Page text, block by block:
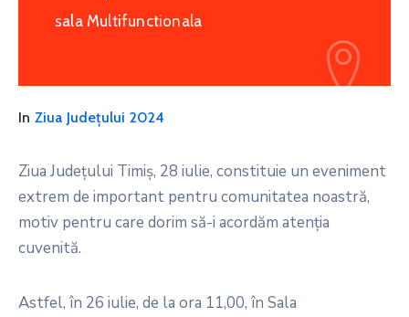
sala Multifunctionala
In Ziua Județului 2024
Ziua Județului Timiș, 28 iulie, constituie un eveniment
extrem de important pentru comunitatea noastră,
motiv pentru care dorim să-i acordăm atenția
cuvenită.
Astfel, în 26 iulie, de la ora 11,00, în Sala